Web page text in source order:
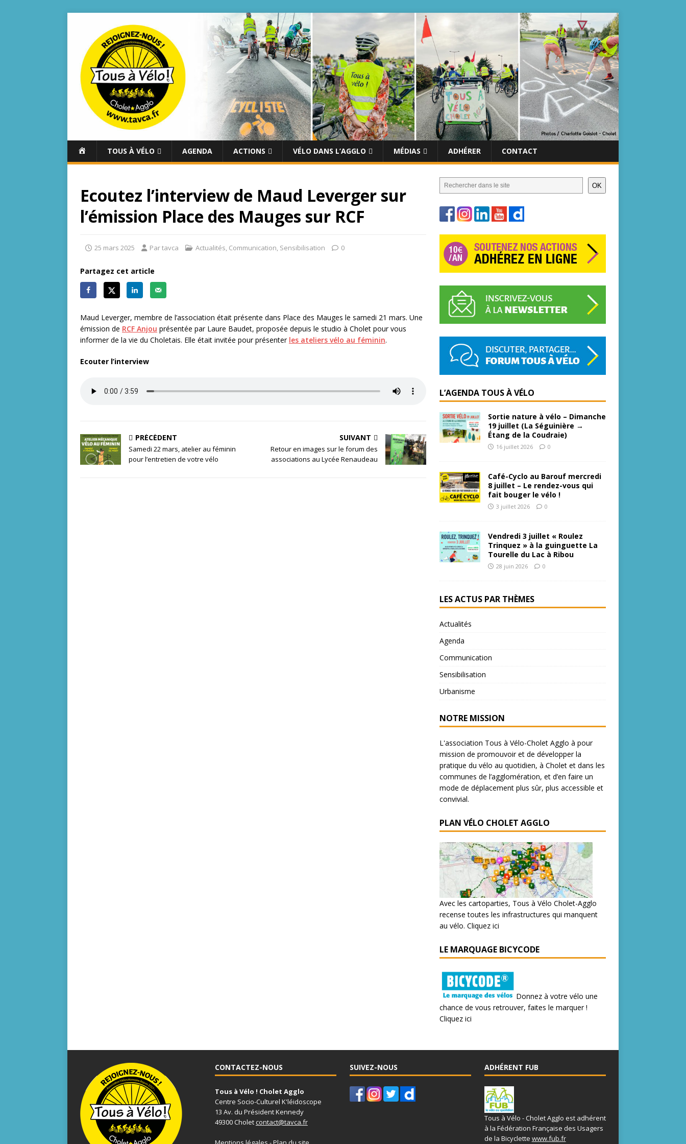
C
E
L
TOUS À VÉLO AGENDA ACTIONS VÉLO DANS L’AGGLO MÉDIAS ADHÉRER CONTACT
Ecoutez l’interview de Maud Leverger sur
l’émission Place des Mauges sur RCF
25 mars 2025 Par tavca Actualités, Communication, Sensibilisation 0
Partagez cet article
Maud Leverger, membre de l’association était présente dans Place des Mauges le samedi 21 mars. Une
émission de RCF Anjou présentée par Laure Baudet, proposée depuis le studio à Cholet pour vous
informer de la vie du Choletais. Elle était invitée pour présenter les ateliers vélo au féminin.
Ecouter l’interview
PRÉCÉDENT
Samedi 22 mars, atelier au féminin
pour l’entretien de votre vélo
SUIVANT
Retour en images sur le forum des
associations au Lycée Renaudeau
OK
L’AGENDA TOUS À VÉLO
Sortie nature à vélo – Dimanche
19 juillet (La Séguinière →
Étang de la Coudraie)
16 juillet 2026 0
Café-Cyclo au Barouf mercredi
8 juillet – Le rendez-vous qui
fait bouger le vélo !
3 juillet 2026 0
Vendredi 3 juillet « Roulez
Trinquez » à la guinguette La
Tourelle du Lac à Ribou
28 juin 2026 0
LES ACTUS PAR THÈMES
Actualités
Agenda
Communication
Sensibilisation
Urbanisme
NOTRE MISSION
L'association Tous à Vélo-Cholet Agglo à pour
mission de promouvoir et de développer la
pratique du vélo au quotidien, à Cholet et dans les
communes de l’agglomération, et d’en faire un
mode de déplacement plus sûr, plus accessible et
convivial.
PLAN VÉLO CHOLET AGGLO
Avec les cartoparties, Tous à Vélo Cholet-Agglo
recense toutes les infrastructures qui manquent
au vélo. Cliquez ici
LE MARQUAGE BICYCODE
Donnez à votre vélo une
chance de vous retrouver, faites le marquer !
Cliquez ici
CONTACTEZ-NOUS
Tous à Vélo ! Cholet Agglo
Centre Socio-Culturel K'léidoscope
13 Av. du Président Kennedy
49300 Choletcontact@tavca.fr
SUIVEZ-NOUS ADHÉRENT FUB
Tous à Vélo - Cholet Agglo est adhérent
à la Fédération Française des Usagers
de la Bicyclette www.fub.fr